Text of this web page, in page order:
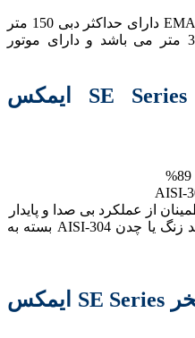
پمپ استخر SE Series ایمکس EMAUX دارای حداکثر دبی 150 متر
مکعب در ساعت و حداکثر هد 30 متر می باشد و دارای موتور
مزایای پمپ استخر SE Series ایمکس
پروانه های اختیاری فولاد ضد زنگ یا چدن AISI-304 بسته به
اطلاعات فنی پمپ استخر SE Series ایمکس